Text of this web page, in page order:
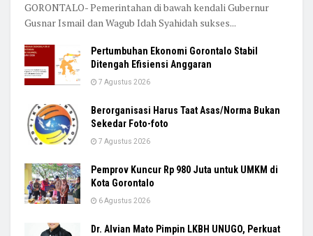
GORONTALO- Pemerintahan di bawah kendali Gubernur
Gusnar Ismail dan Wagub Idah Syahidah sukses...
Pertumbuhan Ekonomi Gorontalo Stabil
Ditengah Efisiensi Anggaran
7 Agustus 2026
Berorganisasi Harus Taat Asas/Norma Bukan
Sekedar Foto-foto
7 Agustus 2026
Pemprov Kuncur Rp 980 Juta untuk UMKM di
Kota Gorontalo
6 Agustus 2026
Dr. Alvian Mato Pimpin LKBH UNUGO, Perkuat